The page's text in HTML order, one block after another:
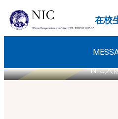
在校
ミネソタ州立大学マンケート校
NIC大